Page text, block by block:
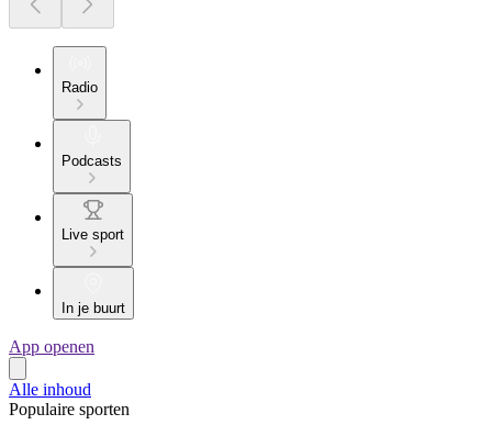
Radio
Podcasts
Live sport
In je buurt
App openen
Alle inhoud
Populaire sporten